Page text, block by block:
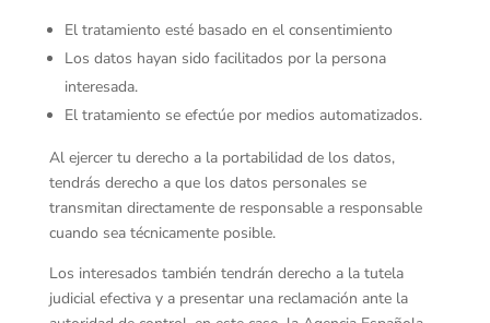
El tratamiento esté basado en el consentimiento
Los datos hayan sido facilitados por la persona
interesada.
El tratamiento se efectúe por medios automatizados.
Al ejercer tu derecho a la portabilidad de los datos,
tendrás derecho a que los datos personales se
transmitan directamente de responsable a responsable
cuando sea técnicamente posible.
Los interesados también tendrán derecho a la tutela
judicial efectiva y a presentar una reclamación ante la